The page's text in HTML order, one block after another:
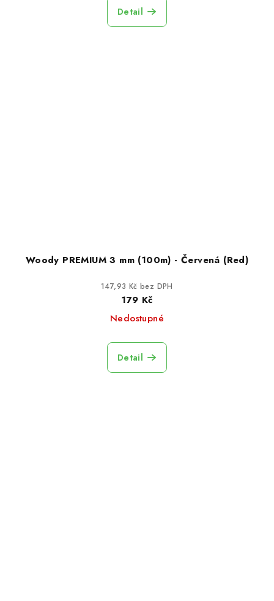
Detail
Woody PREMIUM 3 mm (100m) - Červená (Red)
147,93 Kč bez DPH
179 Kč
Nedostupné
Detail